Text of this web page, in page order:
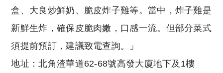
盒、大良炒鮮奶、脆皮炸子雞等。當中，炸子雞是
新鮮生炸，確保皮脆肉嫩，口感一流。但部分菜式
須提前預訂，建議致電查詢。」
地址：北角渣華道62-68號高發大廈地下及1樓